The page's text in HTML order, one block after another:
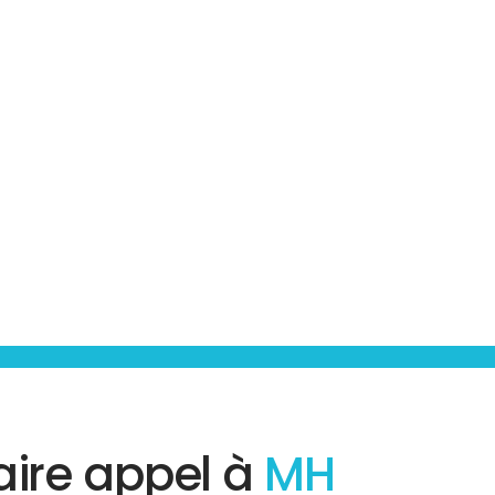
appel à MH